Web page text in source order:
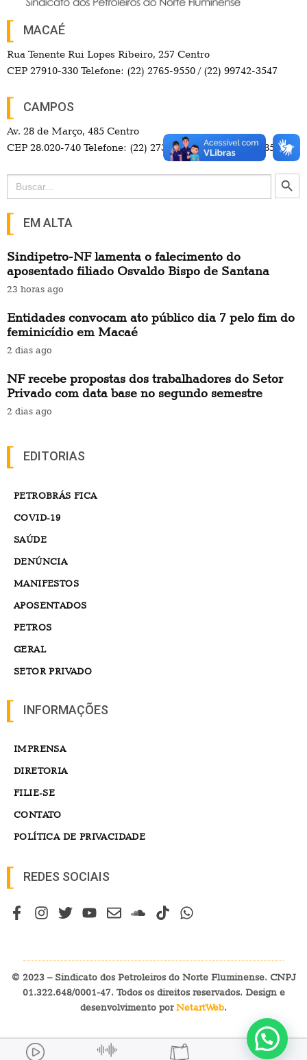
MACAÉ
Rua Tenente Rui Lopes Ribeiro, 257 Centro
CEP 27910-330 Telefone: (22) 2765-9550 / (22) 99742-3547
CAMPOS
Av. 28 de Março, 485 Centro
CEP 28.020-740 Telefone: (22) 2737-4700 / (22) 98114-3857
Search
for:
Search Button
EM ALTA
Sindipetro-NF lamenta o falecimento do
aposentado filiado Osvaldo Bispo de Santana
23 horas ago
Entidades convocam ato público dia 7 pelo fim do
feminicídio em Macaé
2 dias ago
NF recebe propostas dos trabalhadores do Setor
Privado com data base no segundo semestre
2 dias ago
EDITORIAS
PETROBRÁS FICA
COVID-19
SAÚDE
DENÚNCIA
MANIFESTOS
APOSENTADOS
PETROS
GERAL
SETOR PRIVADO
INFORMAÇÕES
IMPRENSA
DIRETORIA
FILIE-SE
CONTATO
POLÍTICA DE PRIVACIDADE
REDES SOCIAIS
© 2023 – Sindicato dos Petroleiros do Norte Fluminense. CNPJ
01.322.648/0001-47. Todos os direitos reservados. Design e
desenvolvimento porNetartWeb.